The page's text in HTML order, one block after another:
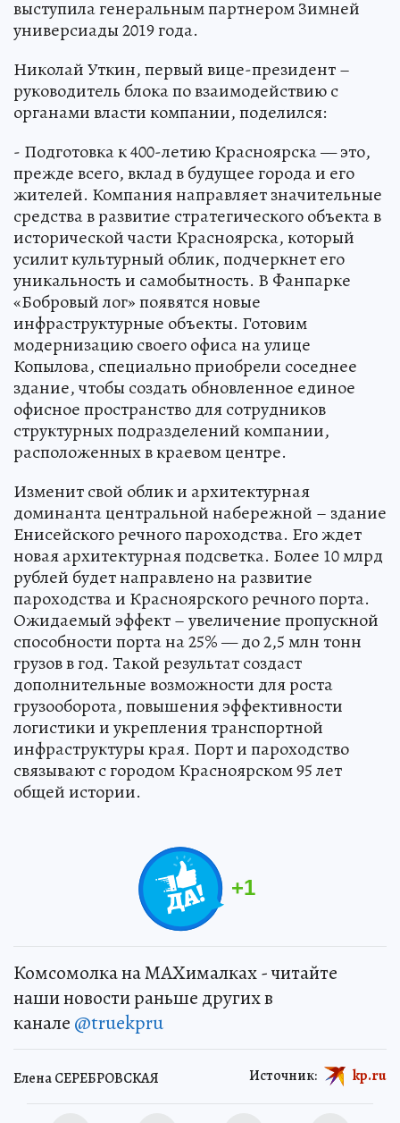
выступила генеральным партнером Зимней
универсиады 2019 года.
Николай Уткин, первый вице-президент –
руководитель блока по взаимодействию с
органами власти компании, поделился:
- Подготовка к 400-летию Красноярска — это,
прежде всего, вклад в будущее города и его
жителей. Компания направляет значительные
средства в развитие стратегического объекта в
исторической части Красноярска, который
усилит культурный облик, подчеркнет его
уникальность и самобытность. В Фанпарке
«Бобровый лог» появятся новые
инфраструктурные объекты. Готовим
модернизацию своего офиса на улице
Копылова, специально приобрели соседнее
здание, чтобы создать обновленное единое
офисное пространство для сотрудников
структурных подразделений компании,
расположенных в краевом центре.
Изменит свой облик и архитектурная
доминанта центральной набережной – здание
Енисейского речного пароходства. Его ждет
новая архитектурная подсветка. Более 10 млрд
рублей будет направлено на развитие
пароходства и Красноярского речного порта.
Ожидаемый эффект – увеличение пропускной
способности порта на 25% — до 2,5 млн тонн
грузов в год. Такой результат создаст
дополнительные возможности для роста
грузооборота, повышения эффективности
логистики и укрепления транспортной
инфраструктуры края. Порт и пароходство
связывают с городом Красноярском 95 лет
общей истории.
+1
Комсомолка на MAXималках - читайте
наши новости раньше других в
канале @truekpru
Елена СЕРЕБРОВСКАЯ Источник: kp.ru